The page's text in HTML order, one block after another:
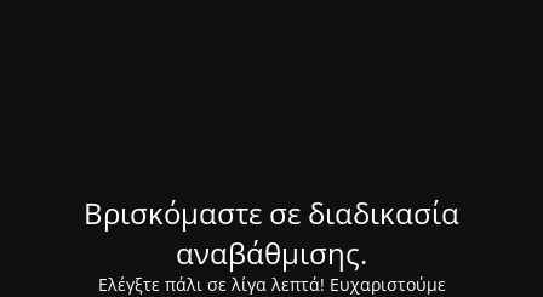
Βρισκόμαστε σε διαδικασία
αναβάθμισης.
Ελέγξτε πάλι σε λίγα λεπτά! Ευχαριστούμε